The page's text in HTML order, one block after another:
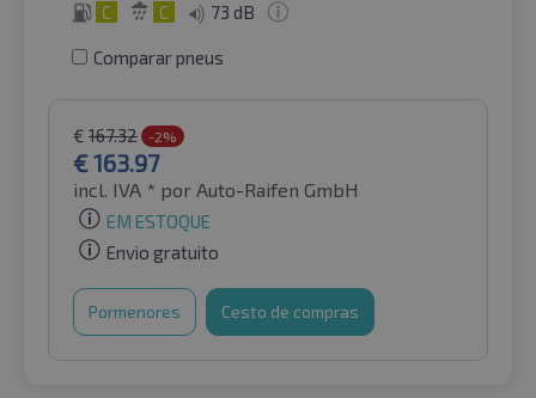
C C 73 dB
Comparar pneus
€ 167.32 -2%
€163.97
incl. IVA * por Auto-Raifen GmbH
EM ESTOQUE
Envio gratuito
Pormenores Cesto de compras